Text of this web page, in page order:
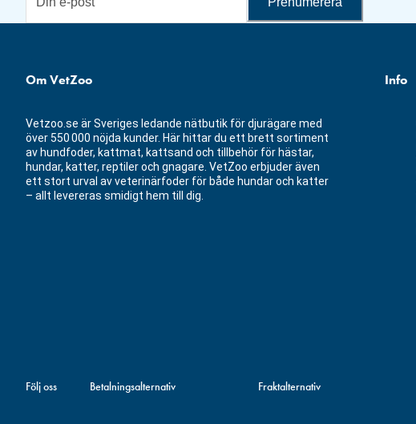
Om VetZoo
Vetzoo.se är Sveriges ledande nätbutik för djurägare med
över 550 000 nöjda kunder. Här hittar du ett brett sortiment
av hundfoder, kattmat, kattsand och tillbehör för hästar,
hundar, katter, reptiler och gnagare. VetZoo erbjuder även
ett stort urval av veterinärfoder för både hundar och katter
– allt levereras smidigt hem till dig.
Info
Följ oss Betalningsalternativ Fraktalternativ